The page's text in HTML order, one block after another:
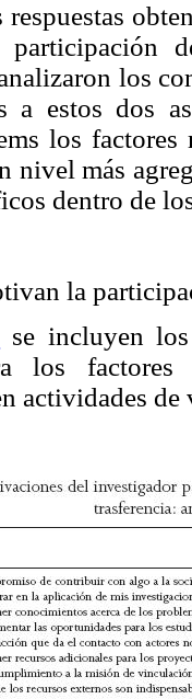
respuestas
participación
los
a estos dos
los factores
nivel más
dentro de
la
se incluyen
los
actividades